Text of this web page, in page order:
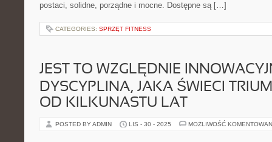
postaci, solidne, porządne i mocne. Dostępne są […]
CATEGORIES: SPRZĘT FITNESS
JEST TO WZGLĘDNIE
DYSCYPLINA, JAKA ŚWIECI
OD KILKUNASTU LAT
POSTED BY ADMIN LIS - 30 - 2025 MOŻLIWOŚĆ